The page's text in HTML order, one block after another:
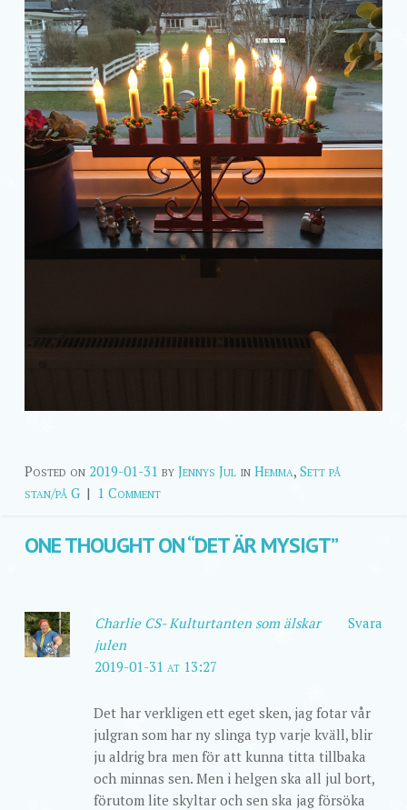
Posted on 2019-01-31 by Jennys Jul in Hemma, Sett på
stan/på G | 1 Comment
ONE THOUGHT ON “DET ÄR MYSIGT”
Svara
Charlie CS- Kulturtanten som älskar
julen
2019-01-31 at 13:27
Det har verkligen ett eget sken, jag fotar vår
julgran som har ny slinga typ varje kväll, blir
ju aldrig bra men för att kunna titta tillbaka
och minnas sen. Men i helgen ska all jul bort,
förutom lite skyltar och sen ska jag försöka